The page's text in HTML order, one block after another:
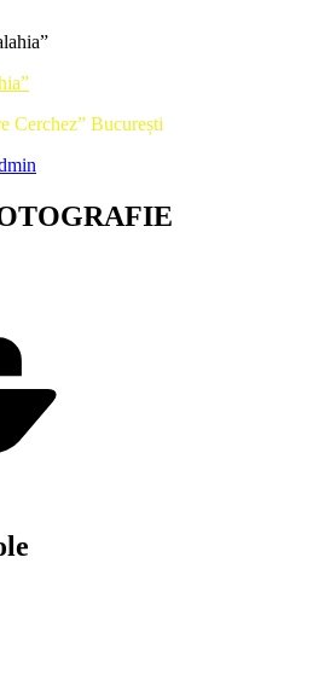
Cerchez” București